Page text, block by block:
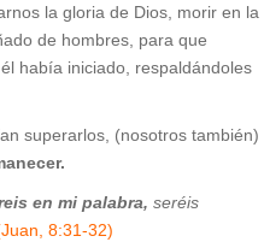
la gloria de Dios, morir en la
de hombres, para que
había iniciado, respaldándoles
superarlos, (nosotros también)
en mi palabra, seréis
8:31-32)